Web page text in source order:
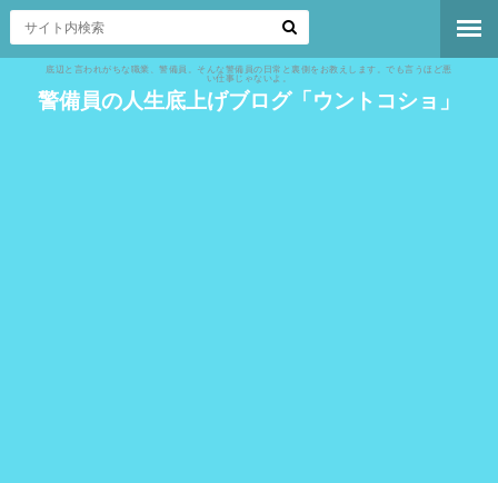
底辺と言われがちな職業、警備員。そんな警備員の日常と裏側をお教えします。でも言うほど悪
い仕事じゃないよ。
警備員の人生底上げブログ「ウントコショ」